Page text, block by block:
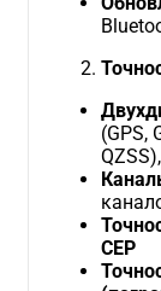
(GPS,
CEP